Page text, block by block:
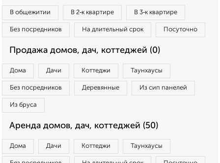
В общежитии В 2‑к квартире В 3‑к квартире
Без посредников На длительный срок Посуточно
Продажа домов, дач, коттеджей (0)
Дома Дачи Коттеджи Таунхаусы
Без посредников Деревянные Из сип панелей
Из бруса
Аренда домов, дач, коттеджей (50)
Дома Дачи Коттеджи Таунхаусы